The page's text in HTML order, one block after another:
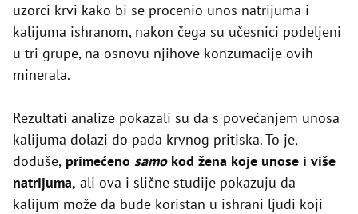
uzorci krvi kako bi se procenio unos natrijuma i
kalijuma ishranom, nakon čega su učesnici podeljeni
u tri grupe, na osnovu njihove konzumacije ovih
minerala.
Rezultati analize pokazali su da s povećanjem unosa
kalijuma dolazi do pada krvnog pritiska. To je,
doduše, primećeno samo kod žena koje unose i više
natrijuma, ali ova i slične studije pokazuju da
kalijum može da bude koristan u ishrani ljudi koji